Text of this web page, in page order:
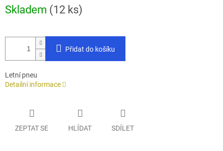
cena:
Skladem (12 ks)
Přidat do košíku
Letní pneu
Detailní informace
ZEPTAT SE HLÍDAT SDÍLET